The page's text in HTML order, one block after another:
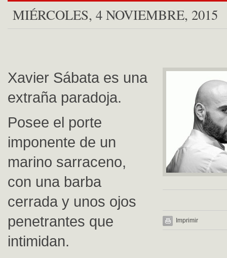
MIÉRCOLES, 4 NOVIEMBRE, 2015
Imprimir
Xavier Sábata es una
extraña paradoja.
Posee el porte
imponente de un
marino sarraceno,
con una barba
cerrada y unos ojos
penetrantes que
intimidan.